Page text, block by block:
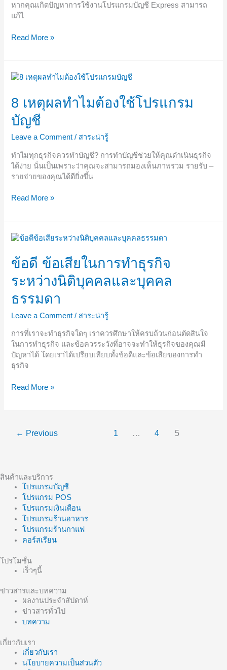
หากคุณเกิดปัญหาการใช้งานโปรแกรมบัญชี Express สามารถ
แก้ไ
Express
Read More »
8 เหตุผลทำไมต้องใช้โปรแกรม
บัญชี
Leave a Comment / สาระน่ารู้
ทำไมทุกธุรกิจควรทำบัญชี? การทำบัญชีช่วยให้คุณดำเนินธุรกิจ
ได้ง่าย นั่นเป็นเพราะว่าคุณจะสามารถมองเห็นภาพรวม รายรับ –
รายจ่ายของคุณได้ดียิ่งขึ้น
8
ทำไม
ต้อง
ใช้
โปรแกรม
บัญชี
Read More »
ข้อดี ข้อเสียในการทำธุรกิจ
ระหว่างนิติบุคคลและบุคคล
ธรรมดา
Leave a Comment / สาระน่ารู้
การที่เราจะทำธุรกิจใดๆ เราควรศึกษาให้ครบถ้วนก่อนตัดสินใจ
ในการทำธุรกิจ และข้อควรระวังที่อาจจะทำให้ธุรกิจของคุณมี
ปัญหาได้ โดยเราได้เปรียบเทียบทั้งข้อดีและข้อเสียของการทำ
ธุรกิจ
ข้อดี
เสีย
ใน
การ
ธุรกิจ
ระหว่าง
และ
บุคคล
ธรรมดา
Read More »
← Previous 1 … 4 5
สินค้าและบริการ
โปรแกรมบัญชี
โปรแกรม POS
โปรแกรมเงินเดือน
โปรแกรมร้านอาหาร
โปรแกรมร้านกาแฟ
คอร์สเรียน
โปรโมชั่น
เร็วๆนี้
ข่าวสารและบทความ
ผลงานประจำสัปดาห์
ข่าวสารทั่วไป
บทความ
เกี่ยวกับเรา
เกี่ยวกับเรา
นโยบายความเป็นส่วนตัว